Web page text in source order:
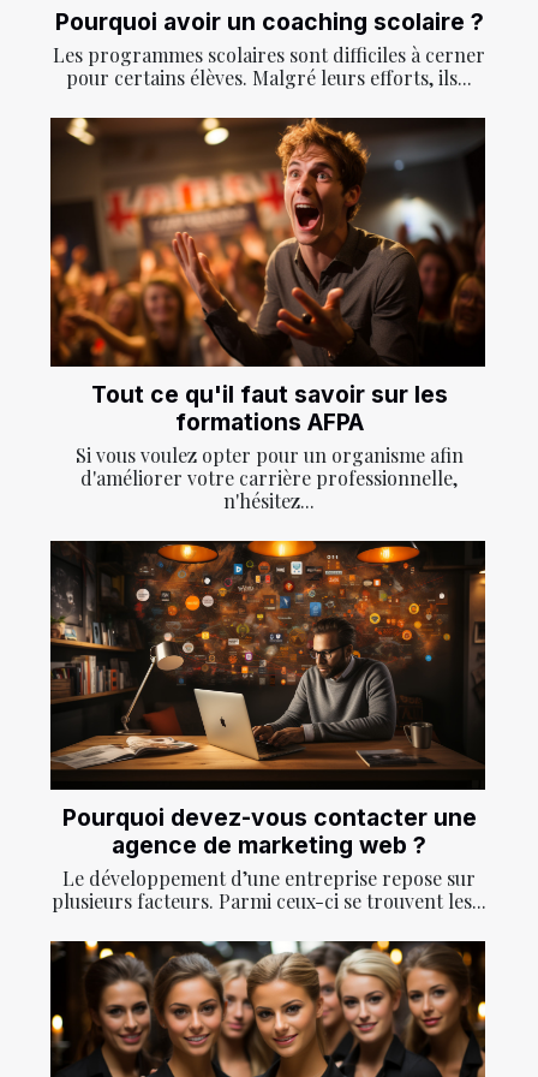
Pourquoi avoir un coaching scolaire ?
Les programmes scolaires sont difficiles à cerner
pour certains élèves. Malgré leurs efforts, ils...
Tout ce qu'il faut savoir sur les
formations AFPA
Si vous voulez opter pour un organisme afin
d'améliorer votre carrière professionnelle,
n'hésitez...
Pourquoi devez-vous contacter une
agence de marketing web ?
Le développement d’une entreprise repose sur
plusieurs facteurs. Parmi ceux-ci se trouvent les...